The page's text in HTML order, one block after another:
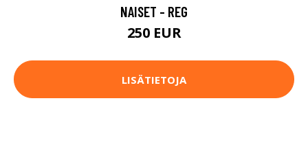
NAISET - REG
250 EUR
LISÄTIETOJA